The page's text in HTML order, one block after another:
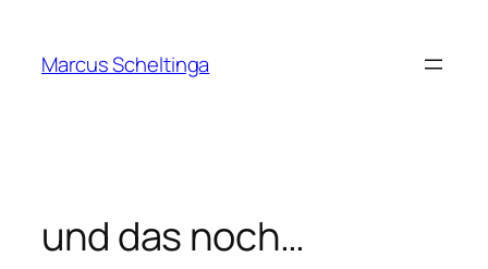
springen
Marcus Scheltinga
und das noch…